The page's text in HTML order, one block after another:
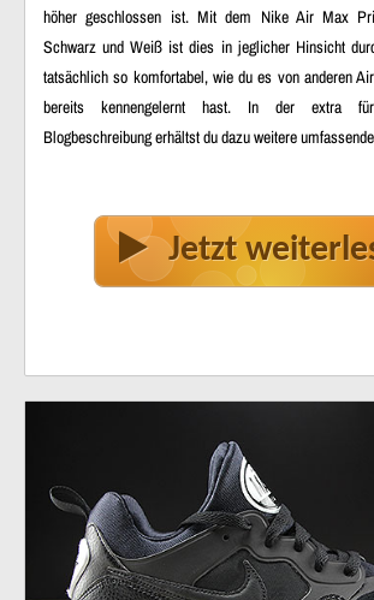
höher geschlossen ist. Mit dem Nike Air Max
Schwarz und Weiß ist dies in jeglicher Hinsicht
tatsächlich so komfortabel, wie du es von anderen
bereits kennengelernt hast. In der extra
Blogbeschreibung erhältst du dazu weitere
Jetzt